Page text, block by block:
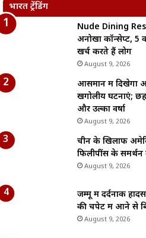
भारत ट्रेंडिंग
Nude Dining
अनोखा कॉन्सेप्ट, 5
खर्च करते हैं लोग
August 9, 2026
आसमान में दिखेगा
खगोलीय घटनाएं; छह
और उल्का वर्षा
August 9, 2026
चीन के खिलाफ
फिलीपींस के समर्थन
August 9, 2026
जम्मू में दर्दनाक
की चपेट में आने से
August 9, 2026